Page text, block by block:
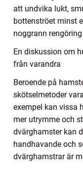
att undvika lukt,
bottenströet minst
noggrann
En diskussion om
från varandra
Beroende på
skötselmetoder
exempel kan vissa
mer utrymme och
dvärghamster kan
handhavande och
dvärghamstrar är